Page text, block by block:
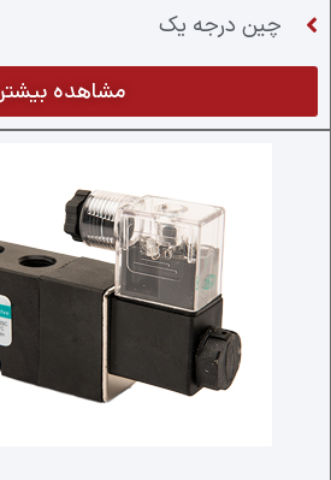
چین درجه یک
مشاهده بیشتر